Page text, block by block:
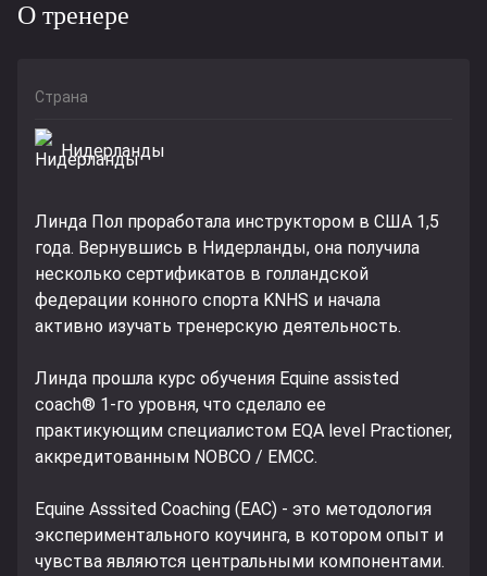
О тренере
Страна
Нидерланды
Линда Пол проработала инструктором в США 1,5
года. Вернувшись в Нидерланды, она получила
несколько сертификатов в голландской
федерации конного спорта KNHS и начала
активно изучать тренерскую деятельность.
Линда прошла курс обучения Equine assisted
coach® 1-го уровня, что сделало ее
практикующим специалистом EQA level Practioner,
аккредитованным NOBCO / EMCC.
Equine Asssited Coaching (EAC) - это методология
экспериментального коучинга, в котором опыт и
чувства являются центральными компонентами.